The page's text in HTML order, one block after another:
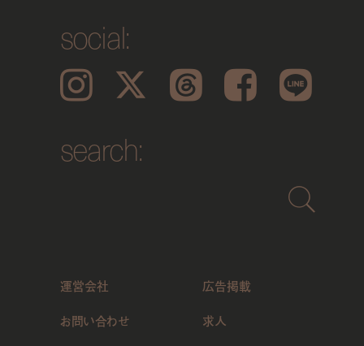
social:
Instagram 𝕏 Threads Facebook LINE
search:
運営会社
広告掲載
お問い合わせ
求人